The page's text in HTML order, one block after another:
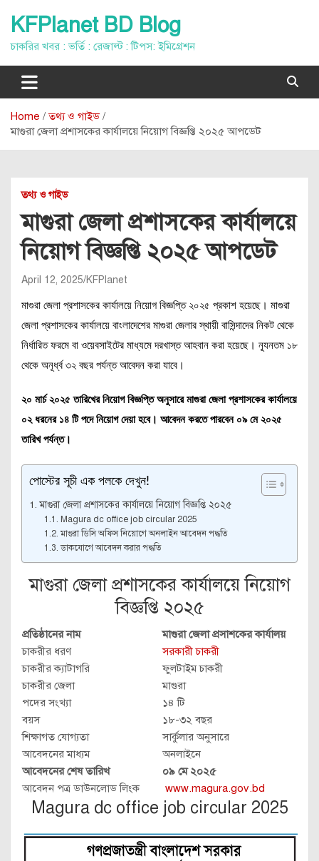
content
KFPlanet BD Blog
চাকরির খবর : ভর্তি : রেজাল্ট : টিপস: ইমিগ্রেশন
Home
তথ্য ও গাইড
মাগুরা জেলা প্রশাসকের কার্যালয়ে নিয়োগ বিজ্ঞপ্তি ২০২৫ আপডেট
তথ্য ও গাইড
মাগুরা জেলা প্রশাসকের কার্যালয়ে
নিয়োগ বিজ্ঞপ্তি ২০২৫ আপডেট
April 12, 2025 KFPlanet
মাগুরা জেলা প্রশাসকের কার্যালয়ে নিয়োগ বিজ্ঞপ্তি ২০২৫ প্রকাশ হয়েছে। মাগুরা
জেলা প্রশাসকের কার্যালয়ে বাংলাদেশের মাগুরা জেলার স্থায়ী বাসিন্দাদের নিকট থেকে
নির্ধারিত ফরমে বা ওয়েবসাইটের মাধ্যমে দরখাস্ত আহবান করা হয়েছে। ন্যূনতম ১৮
থেকে অনূর্ধ্ব ৩২ বছর পর্যন্ত আবেদন করা যাবে।
২০ মার্চ ২০২৫ তারিখের নিয়োগ বিজ্ঞপ্তি অনুসারে মাগুরা জেলা প্রশাসকের কার্যালয়ে
০২ ধরনের ১৪ টি পদে নিয়োগ দেয়া হবে। আবেদন করতে পারবেন ০৯ মে ২০২৫
তারিখ পর্যন্ত।
পোস্টের সূচী এক পলকে দেখুন!
মাগুরা জেলা প্রশাসকের কার্যালয়ে নিয়োগ বিজ্ঞপ্তি ২০২৫
Magura dc office job circular 2025
মাগুরা ডিসি অফিস নিয়োগে অনলাইন আবেদন পদ্ধতি
ডাকযোগে আবেদন করার পদ্ধতি
মাগুরা জেলা প্রশাসকের কার্যালয়ে নিয়োগ
বিজ্ঞপ্তি ২০২৫
প্রতিষ্ঠানের নাম
মাগুরা জেলা প্রসাশকের কার্যালয়
চাকরীর ধরণ
সরকারী চাকরী
চাকরীর ক্যাটাগরি
ফুলটাইম চাকরী
চাকরীর জেলা
মাগুরা
পদের সংখ্যা
১৪ টি
বয়স
১৮-৩২ বছর
শিক্ষাগত যোগ্যতা
সার্কুলার অনুসারে
আবেদনের মাধ্যম
অনলাইনে
আবেদনের শেষ তারিখ
০৯ মে ২০২৫
আবেদন পত্র ডাউনলোড লিংক
www.magura.gov.bd
Magura dc office job circular 2025